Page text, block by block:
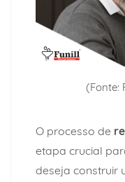
(Fonte:
O processo de
etapa crucial
deseja construir